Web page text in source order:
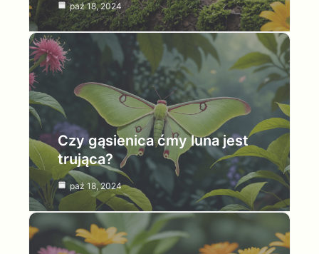
paź 18, 2024
Czy gąsienica ćmy luna jest
trująca?
paź 18, 2024